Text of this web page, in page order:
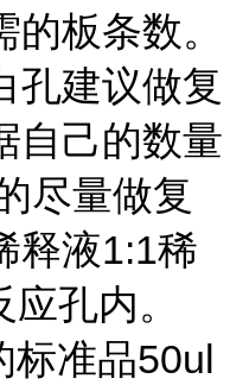
板条数。
孔建议做复
自己的数量
尽量做复
释液1:1稀
孔内。
标准品50ul